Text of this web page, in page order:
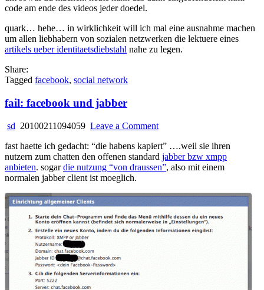
code am ende des videos jeder doedel.
quark… hehe… in wirklichkeit will ich mal eine ausnahme machen
um allen liebhabern von sozialen netzwerken die lektuere eines
artikels ueber identitaetsdiebstahl nahe zu legen.
Share:
Tagged facebook, social network
fail: facebook und jabber
sd 20100211094059 Leave a Commenton
facebook
und
jabber
fast haette ich gedacht: “die habens kapiert” ….weil sie ihren
nutzern zum chatten den offenen standard jabber bzw xmpp
anbieten. sogardie nutzung “von draussen”, also mit einem
normalen jabber client ist moeglich.